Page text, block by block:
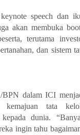
speech dan
akan membuka
terutama
dan sistem
BPN dalam ICI
kemajuan tata
dunia.
ingin tahu